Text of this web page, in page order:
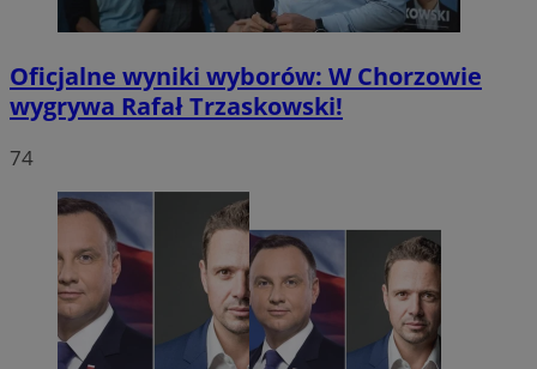
Oficjalne wyniki wyborów: W Chorzowie
wygrywa Rafał Trzaskowski!
74